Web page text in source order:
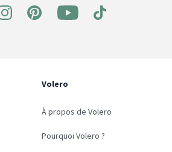
Volero
À propos de Volero
Pourquoi Volero ?